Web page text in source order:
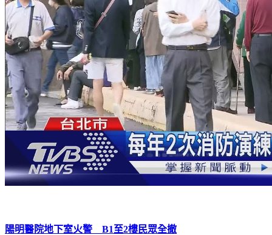
陽明醫院地下室火警 B1至2樓民眾全撤